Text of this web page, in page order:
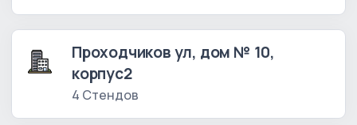
Проходчиков ул, дом № 10,
корпус2
4 Стендов